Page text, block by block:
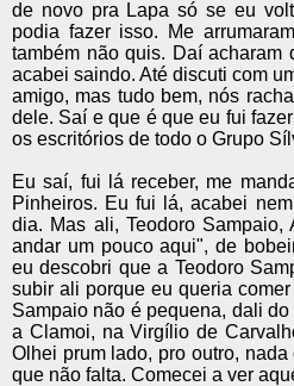
de novo pra Lapa só se eu
podia fazer isso. Me
também não quis. Daí
acabei saindo. Até discuti com
amigo, mas tudo bem, nós
dele. Saí e que é que eu fui
os escritórios de todo o Grupo
Eu saí, fui lá receber, me
Pinheiros. Eu fui lá, acabei
dia. Mas ali, Teodoro
andar um pouco aqui", de
eu descobri que a Teodoro
subir ali porque eu queria
Sampaio não é pequena, dali
a Clamoi, na Virgílio de
Olhei prum lado, pro outro,
que não falta. Comecei a ver